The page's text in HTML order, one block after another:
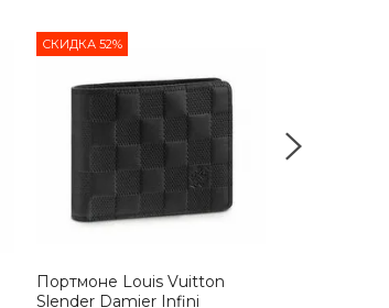
СКИДКА 52%
Портмоне Louis Vuitton
Slender Damier Infini